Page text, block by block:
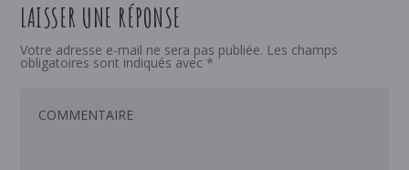
LAISSER UNE RÉPONSE
Votre adresse e-mail ne sera pas publiée. Les champs
obligatoires sont indiqués avec *